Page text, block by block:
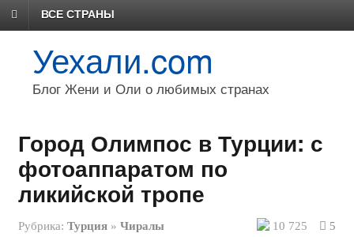
ВСЕ СТРАНЫ
Уехали.com
Блог Жени и Оли о любимых странах
Город Олимпос в Турции: с
фотоаппаратом по
ликийской тропе
Рубрика: Турция» Чиралы 10 725 5